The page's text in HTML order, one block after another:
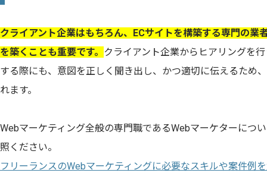
クライアント企業はもちろん、ECサイトを構築する専門の業
を築くことも重要です。
クライアント企業からヒアリングを
する際にも、意図を正しく聞き出し、かつ適切に伝えるため
れます。
Webマーケティング全般の専門職であるWebマーケターにつ
照ください。
フリーランスのWebマーケティングに必要なスキルや案件例